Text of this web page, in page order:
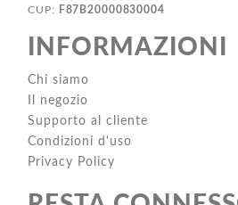
CUP:
F87B20000830004
INFORMAZIONI
Chi siamo
Il negozio
Supporto al cliente
Condizioni d'uso
Privacy Policy